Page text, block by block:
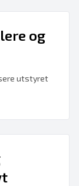
og
utstyret